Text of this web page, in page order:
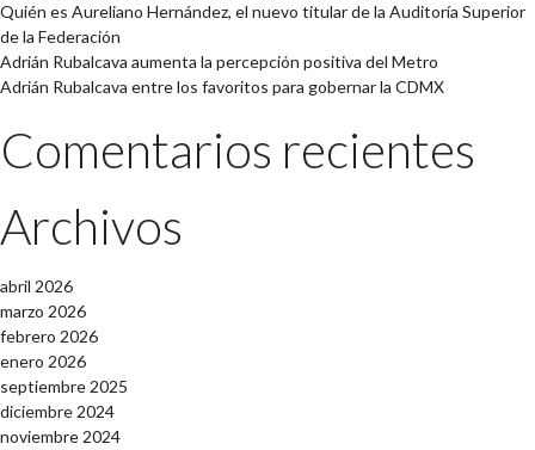
Quién es Aureliano Hernández, el nuevo titular de la Auditoría Superior
de la Federación
Adrián Rubalcava aumenta la percepción positiva del Metro
Adrián Rubalcava entre los favoritos para gobernar la CDMX
Comentarios recientes
Archivos
abril 2026
marzo 2026
febrero 2026
enero 2026
septiembre 2025
diciembre 2024
noviembre 2024